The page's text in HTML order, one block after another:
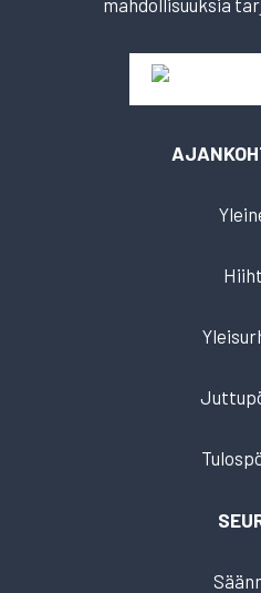
mahdollisuuksia